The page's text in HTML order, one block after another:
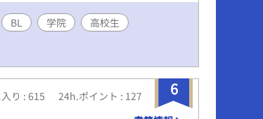
BL 学院
高校生
6
り : 615 24h.ポイント : 127